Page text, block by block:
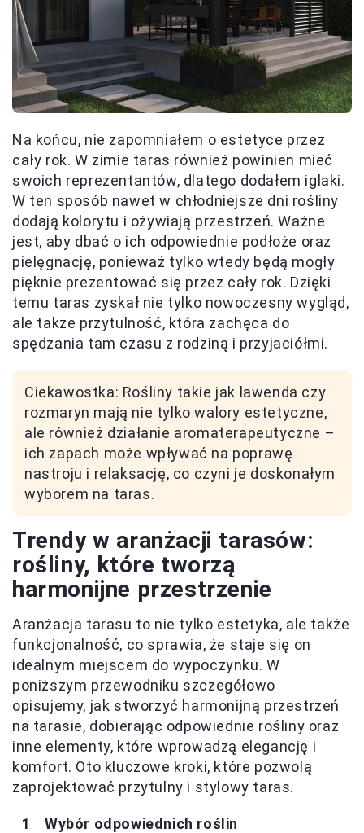
Na końcu, nie zapomniałem o estetyce przez
cały rok. W zimie taras również powinien mieć
swoich reprezentantów, dlatego dodałem iglaki.
W ten sposób nawet w chłodniejsze dni rośliny
dodają kolorytu i ożywiają przestrzeń. Ważne
jest, aby dbać o ich odpowiednie podłoże oraz
pielęgnację, ponieważ tylko wtedy będą mogły
pięknie prezentować się przez cały rok. Dzięki
temu taras zyskał nie tylko nowoczesny wygląd,
ale także przytulność, która zachęca do
spędzania tam czasu z rodziną i przyjaciółmi.
Ciekawostka: Rośliny takie jak lawenda czy
rozmaryn mają nie tylko walory estetyczne,
ale również działanie aromaterapeutyczne –
ich zapach może wpływać na poprawę
nastroju i relaksację, co czyni je doskonałym
wyborem na taras.
Trendy w aranżacji tarasów:
rośliny, które tworzą
harmonijne przestrzenie
Aranżacja tarasu to nie tylko estetyka, ale także
funkcjonalność, co sprawia, że staje się on
idealnym miejscem do wypoczynku. W
poniższym przewodniku szczegółowo
opisujemy, jak stworzyć harmonijną przestrzeń
na tarasie, dobierając odpowiednie rośliny oraz
inne elementy, które wprowadzą elegancję i
komfort. Oto kluczowe kroki, które pozwolą
zaprojektować przytulny i stylowy taras.
Wybór odpowiednich roślin